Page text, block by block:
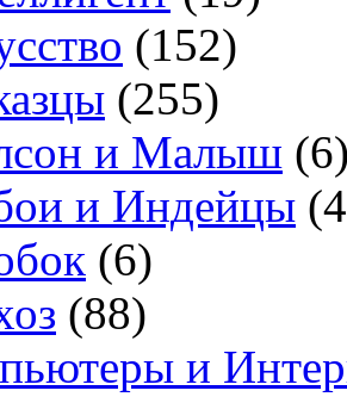
(152)
(255)
и Малыш
и Индейцы
(6)
(88)
и